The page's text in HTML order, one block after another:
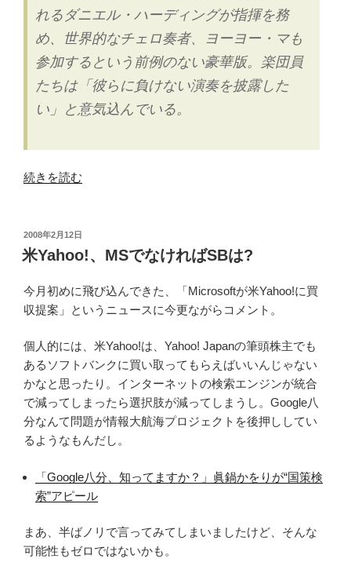
れるダニエル・ハーディングが指揮を務
め、世界的なチェロ奏者、ヨーヨー・マも
参加するという前例のない豪華版。楽団員
たちは「彼らに負けない演奏を披露した
い」と意気込んでいる。
“ソ
フ
ィ
が
カ
ネ
ギ
ー
で
10
月
チ
テ
ィ
続きを読む
投
稿
日:
2008年2月12日
米Yahoo!、MSでなければSBは?
今月初めに飛び込んできた、「Microsoftが米Yahoo!に買
収提案」というニュースに今更ながらコメント。
個人的には、米Yahoo!は、Yahoo! Japanの筆頭株主でも
あるソフトバンクに買い取ってもらえばいいんじゃない
かなと思ったり。インターネットの検索エンジンが統合
で減ってしまったら選択肢が減ってしまうし。Google八
分なんて問題が情報大航海プロジェクトを後押ししてい
るようなもんだし。
「Google八分、知ってますか？」眞鍋かをりが“国策検
索”アピール
まあ、半ばノリで言ってみてしまいましたけど、そんな
可能性もゼロではないかも。